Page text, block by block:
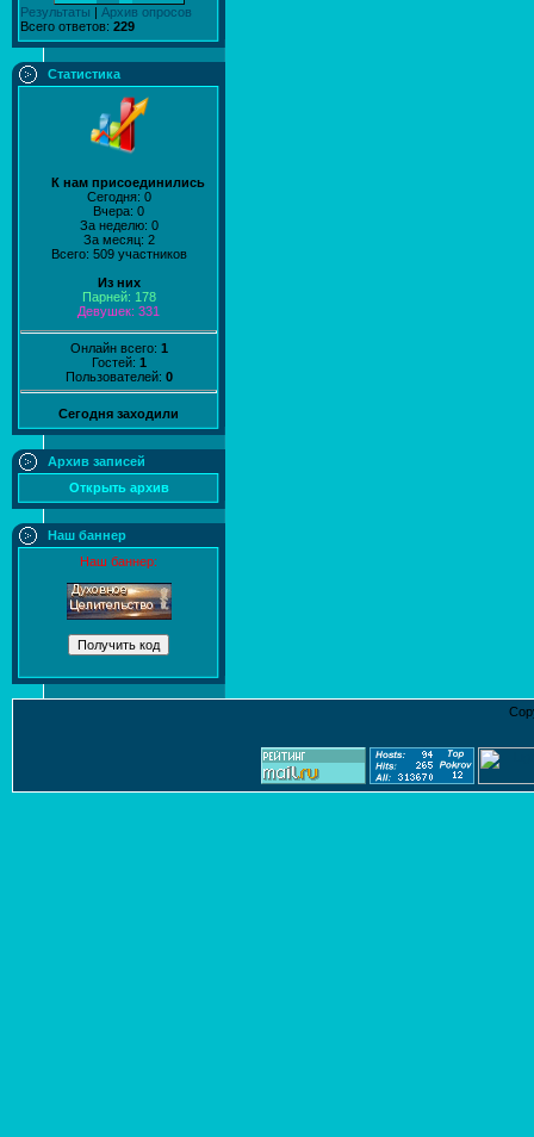
Результаты | Архив опросов
Всего ответов: 229
Статистика
К нам присоединились
Сегодня: 0
Вчера: 0
За неделю: 0
За месяц: 2
Всего: 509 участников
Из них
Парней: 178
Девушек: 331
Онлайн всего: 1
Гостей: 1
Пользователей: 0
Сегодня заходили
Архив записей
Открыть архив
Наш баннер
Наш баннер: